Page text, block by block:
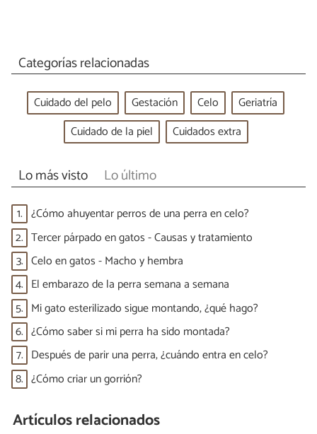
Categorías relacionadas
Cuidado del pelo Gestación Celo
Geriatría
Cuidado de la piel
Cuidados extra
Lo más visto Lo último
1. ¿Cómo ahuyentar perros de una perra en celo?
2. Tercer párpado en gatos - Causas y tratamiento
3. Celo en gatos - Macho y hembra
4. El embarazo de la perra semana a semana
5. Mi gato esterilizado sigue montando, ¿qué hago?
6. ¿Cómo saber si mi perra ha sido montada?
7. Después de parir una perra, ¿cuándo entra en celo?
8. ¿Cómo criar un gorrión?
Artículos relacionados